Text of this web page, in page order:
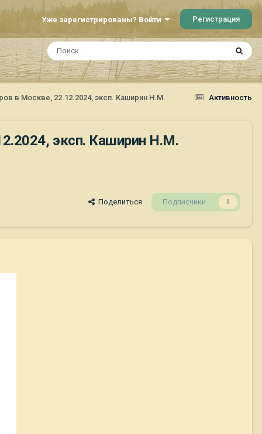
Уже зарегистрированы? Войти Регистрация
Активность
в Москве, 22.12.2024, эксп. Каширин Н.М.
эксп. Каширин Н.М.
Поделиться Подписчики 0